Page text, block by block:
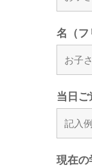
名（フ
当日
現在